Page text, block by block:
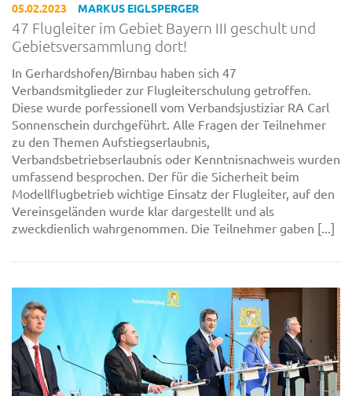
05.02.2023 MARKUS EIGLSPERGER
47 Flugleiter im Gebiet Bayern III geschult und
Gebietsversammlung dort!
In Gerhardshofen/Birnbau haben sich 47
Verbandsmitglieder zur Flugleiterschulung getroffen.
Diese wurde porfessionell vom Verbandsjustiziar RA Carl
Sonnenschein durchgeführt. Alle Fragen der Teilnehmer
zu den Themen Aufstiegserlaubnis,
Verbandsbetriebserlaubnis oder Kenntnisnachweis wurden
umfassend besprochen. Der für die Sicherheit beim
Modellflugbetrieb wichtige Einsatz der Flugleiter, auf den
Vereinsgeländen wurde klar dargestellt und als
zweckdienlich wahrgenommen. Die Teilnehmer gaben [...]